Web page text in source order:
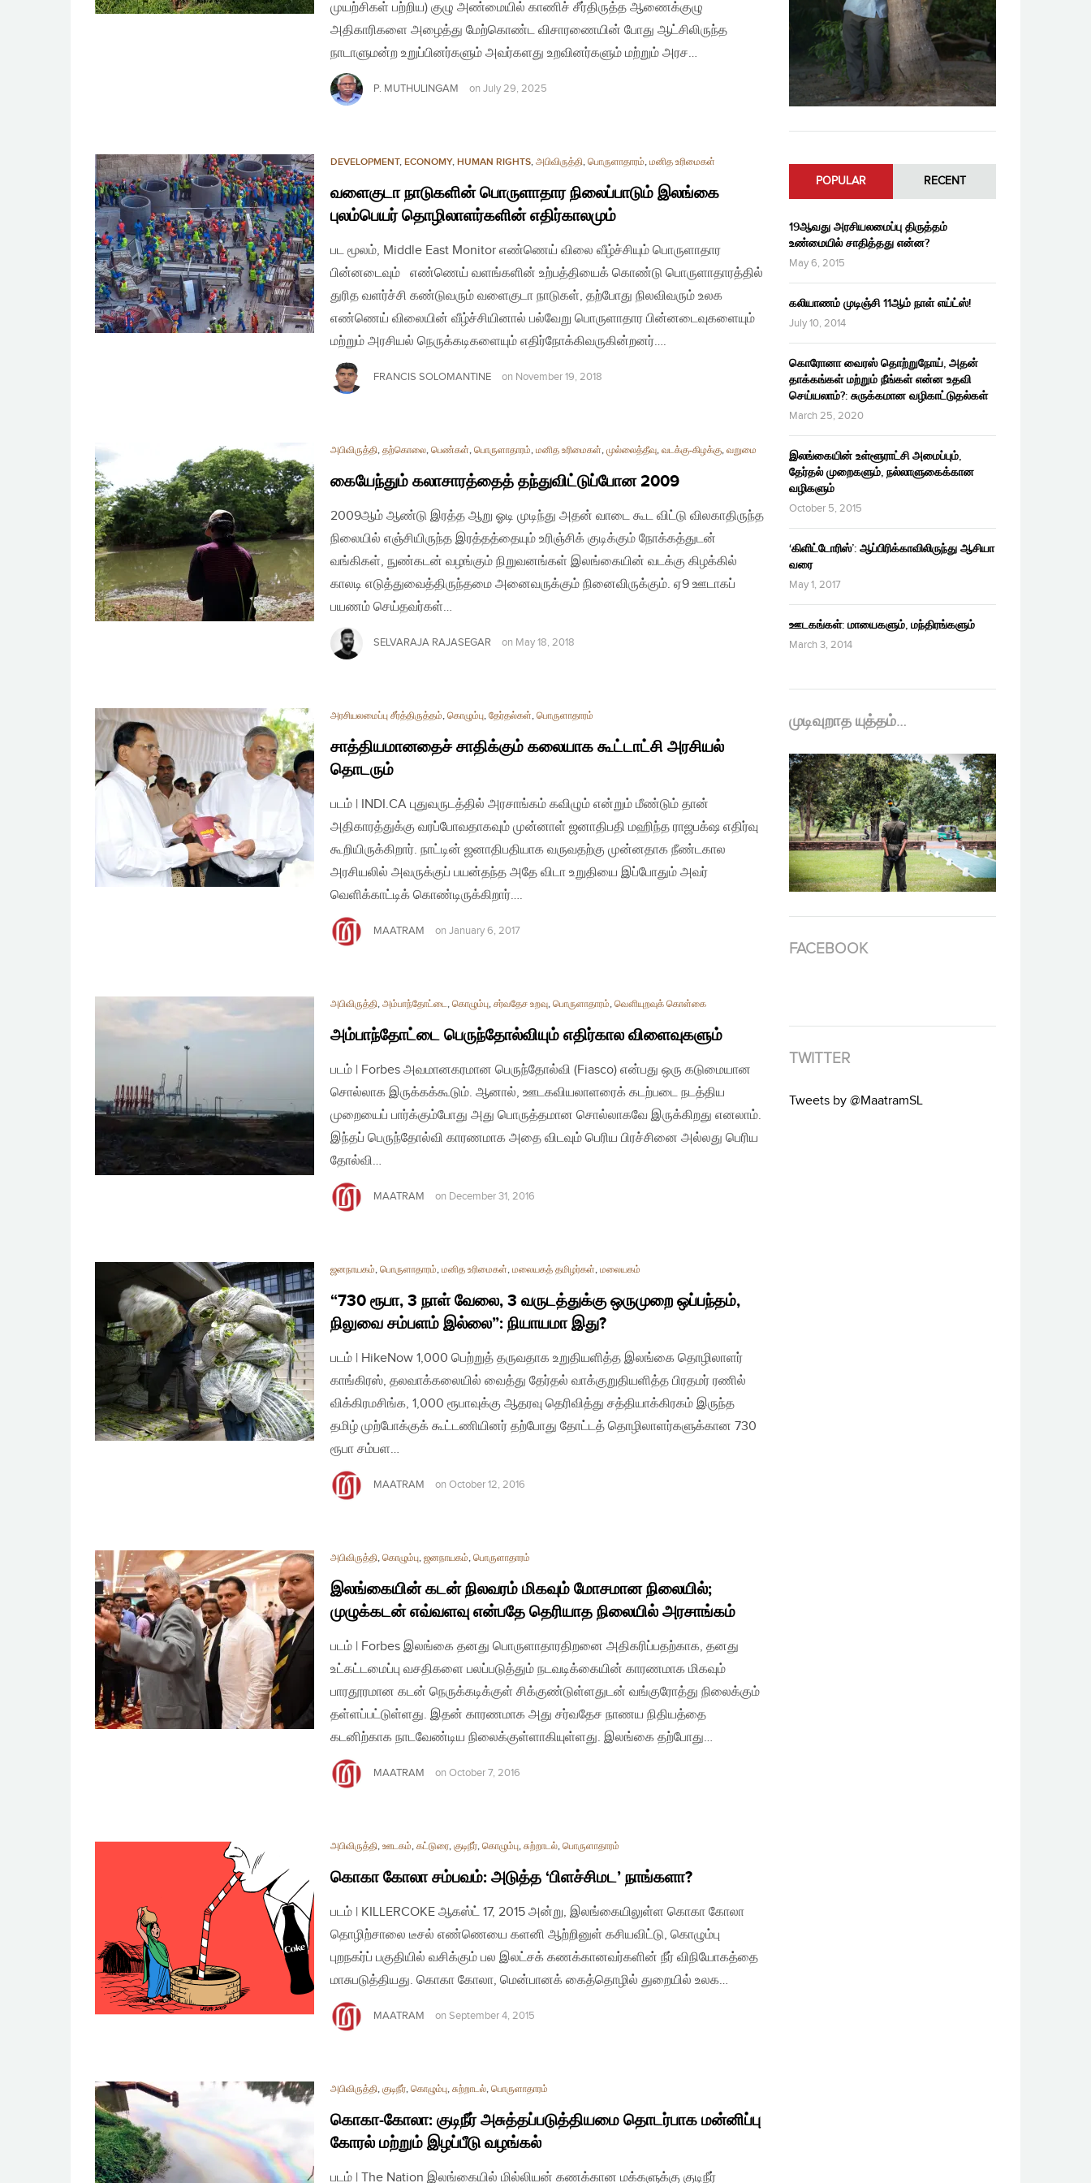
முயற்சிகள் பற்றிய) குழு அண்மையில் காணிச் சீர்திருத்த ஆணைக்குழு
அதிகாரிகளை அழைத்து மேற்கொண்ட விசாரணையின் போது ஆட்சிலிருந்த
நாடாளுமன்ற உறுப்பினர்களும் அவர்களது உறவினர்களும் மற்றும் அரச…
P. MUTHULINGAM on July 29, 2025
DEVELOPMENT, ECONOMY, HUMAN RIGHTS, அபிவிருத்தி, பொருளாதாரம், மனித உரிமைகள்
வளைகுடா நாடுகளின் பொருளாதார நிலைப்பாடும் இலங்கை
புலம்பெயர் தொழிலாளர்களின் எதிர்காலமும்
பட மூலம், Middle East Monitor எண்ணெய் விலை வீழ்ச்சியும் பொருளாதார
பின்னடைவும் எண்ணெய் வளங்களின் உற்பத்தியைக் கொண்டு பொருளாதாரத்தில்
துரித வளர்ச்சி கண்டுவரும் வளைகுடா நாடுகள், தற்போது நிலவிவரும் உலக
எண்ணெய் விலையின் வீழ்ச்சியினால் பல்வேறு பொருளாதார பின்னடைவுகளையும்
மற்றும் அரசியல் நெருக்கடிகளையும் எதிர்நோக்கிவருகின்றனர்….
FRANCIS SOLOMANTINE on November 19, 2018
அபிவிருத்தி, தற்கொலை, பெண்கள், பொருளாதாரம், மனித உரிமைகள், முல்லைத்தீவு, வடக்கு-கிழக்கு, வறுமை
கையேந்தும் கலாசாரத்தைத் தந்துவிட்டுப்போன 2009
2009ஆம் ஆண்டு இரத்த ஆறு ஓடி முடிந்து அதன் வாடை கூட விட்டு விலகாதிருந்த
நிலையில் எஞ்சியிருந்த இரத்தத்தையும் உரிஞ்சிக் குடிக்கும் நோக்கத்துடன்
வங்கிகள், நுண்கடன் வழங்கும் நிறுவனங்கள் இலங்கையின் வடக்கு கிழக்கில்
காலடி எடுத்துவைத்திருந்தமை அனைவருக்கும் நினைவிருக்கும். ஏ9 ஊடாகப்
பயணம் செய்தவர்கள்…
SELVARAJA RAJASEGAR on May 18, 2018
அரசியலமைப்பு சீர்த்திருத்தம், கொழும்பு, தேர்தல்கள், பொருளாதாரம்
சாத்தியமானதைச் சாதிக்கும் கலையாக கூட்டாட்சி அரசியல்
தொடரும்
படம் | INDI.CA புதுவருடத்தில் அரசாங்கம் கவிழும் என்றும் மீண்டும் தான்
அதிகாரத்துக்கு வரப்போவதாகவும் முன்னாள் ஜனாதிபதி மஹிந்த ராஜபக்‌ஷ எதிர்வு
கூறியிருக்கிறார். நாட்டின் ஜனாதிபதியாக வருவதற்கு முன்னதாக நீண்டகால
அரசியலில் அவருக்குப் பயன்தந்த அதே விடா உறுதியை இப்போதும் அவர்
வெளிக்காட்டிக் கொண்டிருக்கிறார்….
MAATRAM on January 6, 2017
அபிவிருத்தி, அம்பாந்தோட்டை, கொழும்பு, சர்வதேச உறவு, பொருளாதாரம், வௌியுறவுக் கொள்கை
அம்பாந்தோட்டை பெருந்தோல்வியும் எதிர்கால விளைவுகளும்
படம் | Forbes அவமானகரமான பெருந்தோல்வி (Fiasco) என்பது ஒரு கடுமையான
சொல்லாக இருக்கக்கூடும். ஆனால், ஊடகவியலாளரைக் கடற்படை நடத்திய
முறையைப் பார்க்கும்போது அது பொருத்தமான சொல்லாகவே இருக்கிறது எனலாம்.
இந்தப் பெருந்தோல்வி காரணமாக அதை விடவும் பெரிய பிரச்சினை அல்லது பெரிய
தோல்வி…
MAATRAM on December 31, 2016
ஜனநாயகம், பொருளாதாரம், மனித உரிமைகள், மலையகத் தமிழர்கள், மலையகம்
“730 ரூபா, 3 நாள் வேலை, 3 வருடத்துக்கு ஒருமுறை ஒப்பந்தம்,
நிலுவை சம்பளம் இல்லை”: நியாயமா இது?
படம் | HikeNow 1,000 பெற்றுத் தருவதாக உறுதியளித்த இலங்கை தொழிலாளர்
காங்கிரஸ், தலவாக்கலையில் வைத்து தேர்தல் வாக்குறுதியளித்த பிரதமர் ரணில்
விக்கிரமசிங்க, 1,000 ரூபாவுக்கு ஆதரவு தெரிவித்து சத்தியாக்கிரகம் இருந்த
தமிழ் முற்போக்குக் கூட்டணியினர் தற்போது தோட்டத் தொழிலாளர்களுக்கான 730
ரூபா சம்பள…
MAATRAM on October 12, 2016
அபிவிருத்தி, கொழும்பு, ஜனநாயகம், பொருளாதாரம்
இலங்கையின் கடன் நிலவரம் மிகவும் மோசமான நிலையில்;
முழுக்கடன் எவ்வளவு என்பதே தெரியாத நிலையில் அரசாங்கம்
படம் | Forbes இலங்கை தனது பொருளாதாரதிறனை அதிகரிப்பதற்காக, தனது
உட்கட்டமைப்பு வசதிகளை பலப்படுத்தும் நடவடிக்கையின் காரணமாக மிகவும்
பாரதூரமான கடன் நெருக்கடிக்குள் சிக்குண்டுள்ளதுடன் வங்குரோத்து நிலைக்கும்
தள்ளப்பட்டுள்ளது. இதன் காரணமாக அது சர்வதேச நாணய நிதியத்தை
கடனிற்காக நாடவேண்டிய நிலைக்குள்ளாகியுள்ளது. இலங்கை தற்போது…
MAATRAM on October 7, 2016
அபிவிருத்தி, ஊடகம், கட்டுரை, குடிநீர், கொழும்பு, சுற்றாடல், பொருளாதாரம்
கொகா கோலா சம்பவம்: அடுத்த ‘பிளச்சிமட’ நாங்களா?
படம் | KILLERCOKE ஆகஸ்ட் 17, 2015 அன்று, இலங்கையிலுள்ள கொகா கோலா
தொழிற்சாலை டீசல் எண்ணெயை களனி ஆற்றினுள் கசியவிட்டு, கொழும்பு
புறநகர்ப் பகுதியில் வசிக்கும் பல இலட்சக் கணக்கானவர்களின் நீர் விநியோகத்தை
மாசுபடுத்தியது. கொகா கோலா, மென்பானக் கைத்தொழில் துறையில் உலக…
MAATRAM on September 4, 2015
அபிவிருத்தி, குடிநீர், கொழும்பு, சுற்றாடல், பொருளாதாரம்
கொகா-கோலா: குடிநீர் அசுத்தப்படுத்தியமை தொடர்பாக மன்னிப்பு
கோரல் மற்றும் இழப்பீடு வழங்கல்
படம் | The Nation இலங்கையில் மில்லியன் கணக்கான மக்களுக்கு குடிநீர்
POPULAR RECENT
19ஆவது அரசியலமைப்பு திருத்தம்
உண்மையில் சாதித்தது என்ன?
May 6, 2015
கலியாணம் முடிஞ்சி 11ஆம் நாள் எய்ட்ஸ்!
July 10, 2014
கொரோனா வைரஸ் தொற்றுநோய், அதன்
தாக்கங்கள் மற்றும் நீங்கள் என்ன உதவி
செய்யலாம்?: சுருக்கமான வழிகாட்டுதல்கள்
March 25, 2020
இலங்கையின் உள்ளூராட்சி அமைப்பும்,
தேர்தல் முறைகளும், நல்லாளுகைக்கான
வழிகளும்
October 5, 2015
‘கிளிட்டோரிஸ்’: ஆப்பிரிக்காவிலிருந்து ஆசியா
வரை
May 1, 2017
ஊடகங்கள்: மாயைகளும், மந்திரங்களும்
March 3, 2014
முடிவுறாத யுத்தம்…
FACEBOOK
TWITTER
Tweets by @MaatramSL